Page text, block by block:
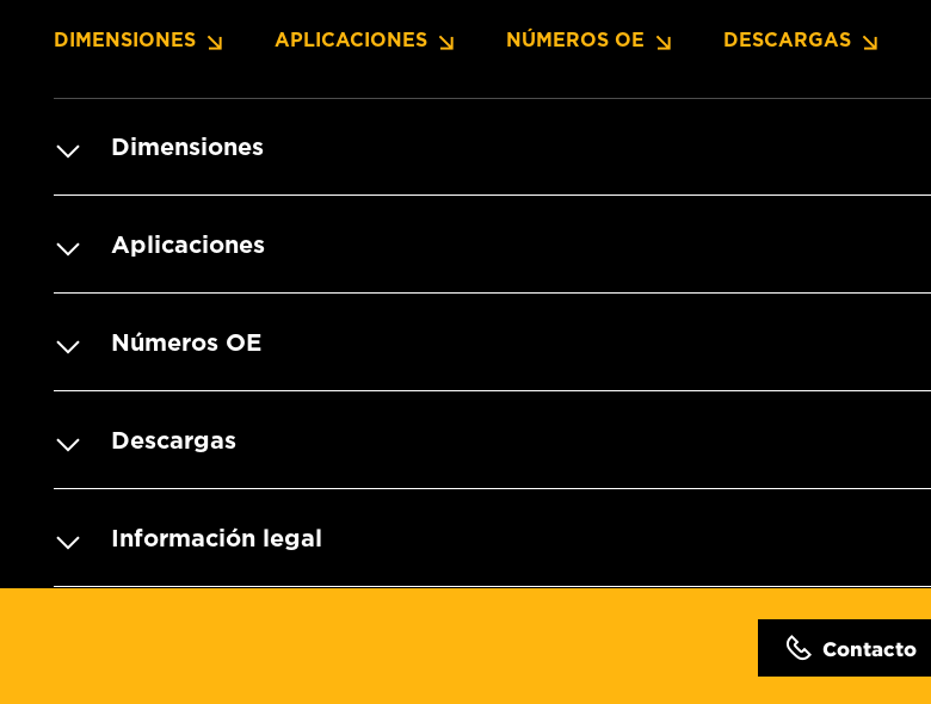
DIMENSIONES APLICACIONES NÚMEROS OE DESCARGAS
Dimensiones
Aplicaciones
Números OE
Descargas
Información legal
Contacto